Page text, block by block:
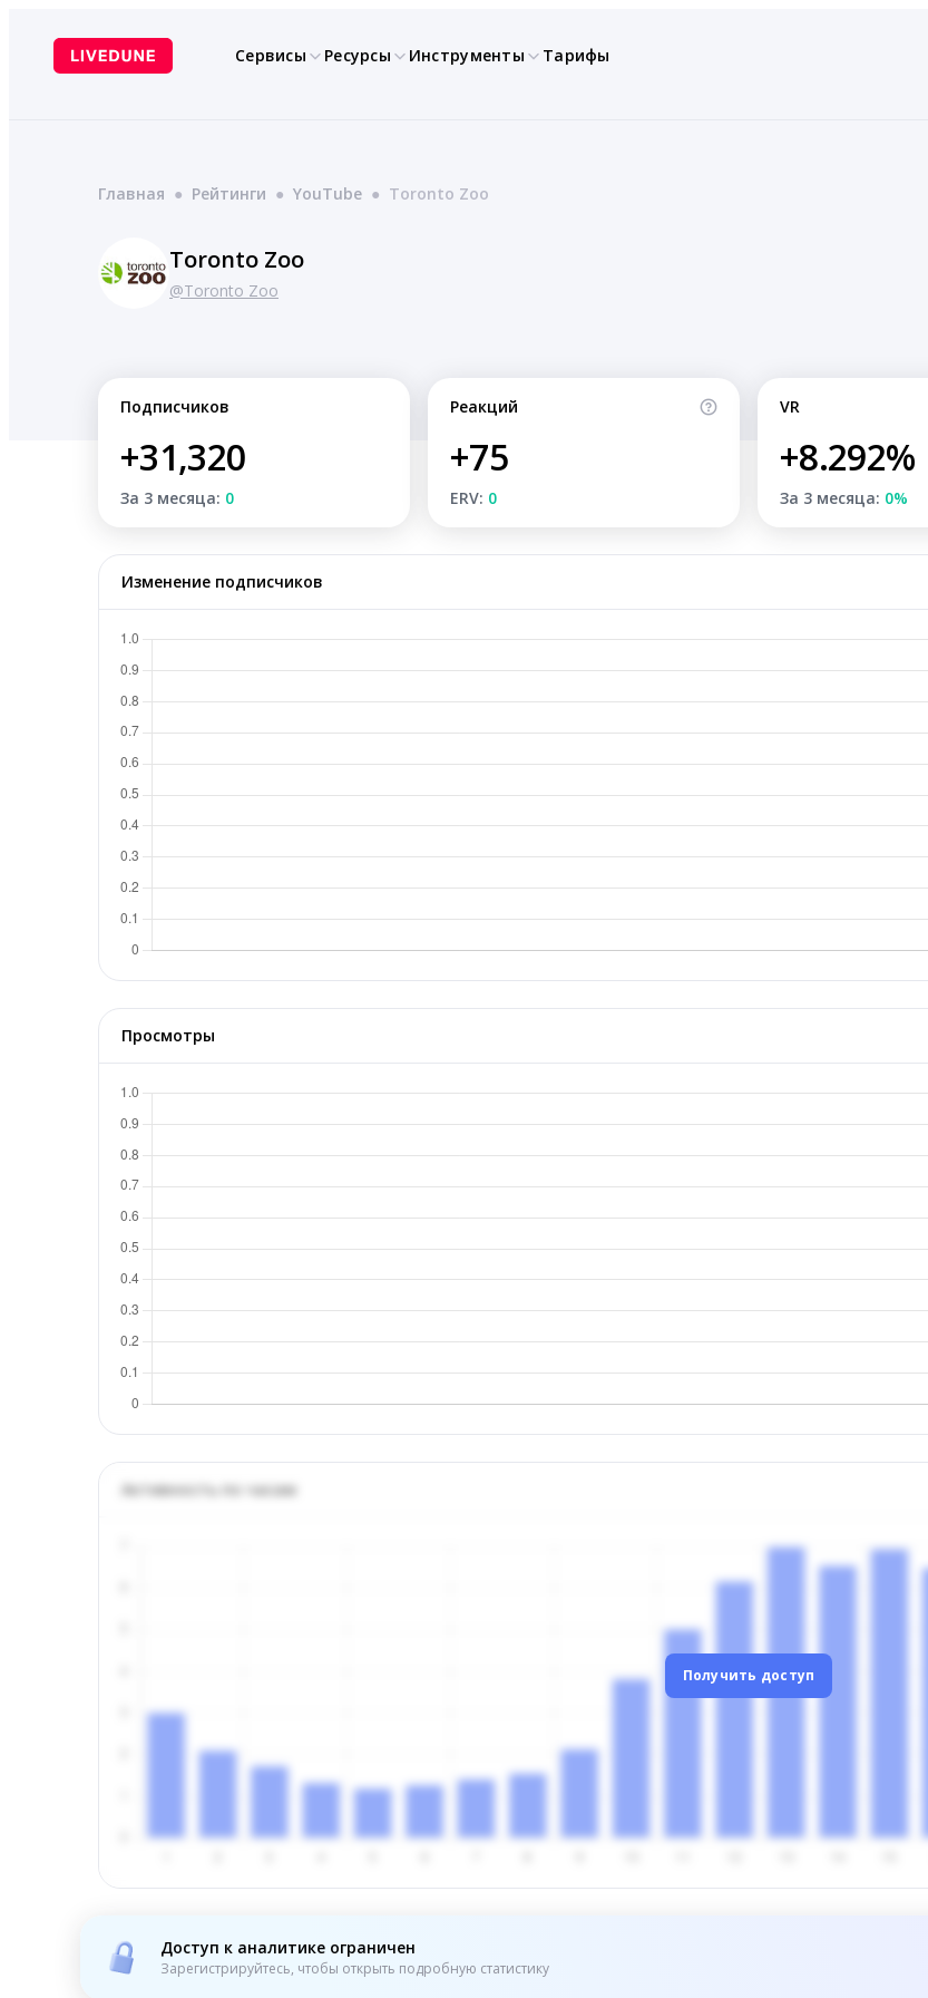
содержимому
Сервисы Ресурсы Инструменты Тарифы
Главная ● Рейтинги ● YouTube ● Toronto Zoo
Toronto Zoo
@Toronto Zoo
Подписчиков
+31,320
За 3 месяца: 0
Реакций
+75
ERV: 0
VR
+8.292%
За 3 месяца: 0%
Изменение подписчиков
Просмотры
Активность по часам
Получить доступ
Доступ к аналитике ограничен
Зарегистрируйтесь, чтобы открыть подробную статистику